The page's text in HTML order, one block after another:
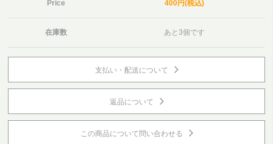
Price 400円(税込)
在庫数 あと3個です
支払い・配送について
返品について
この商品について問い合わせる